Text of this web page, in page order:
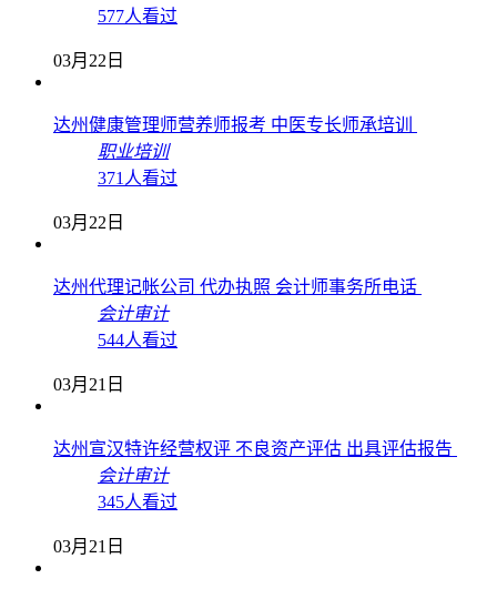
577人看过
03月22日
达州健康管理师营养师报考 中医专长师承培训
职业培训
371人看过
03月22日
达州代理记帐公司 代办执照 会计师事务所电话
会计审计
544人看过
03月21日
达州宣汉特许经营权评 不良资产评估 出具评估报告
会计审计
345人看过
03月21日